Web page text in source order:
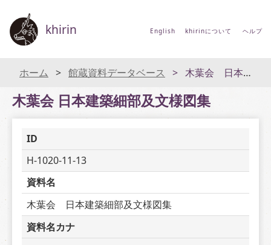
khirin English khirinについて ヘルプ
ホーム 館蔵資料データベース 木葉会 日本建築細部及文様図集
木葉会 日本建築細部及文様図集
ID
H-1020-11-13
資料名
木葉会　日本建築細部及文様図集
資料名カナ